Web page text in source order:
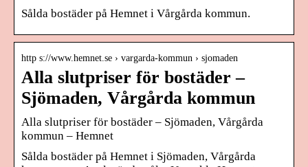
Sålda bostäder på Hemnet i Vårgårda kommun.
http s://www.hemnet.se › vargarda-kommun › sjomaden
Alla slutpriser för bostäder –
Sjömaden, Vårgårda kommun
Alla slutpriser för bostäder – Sjömaden, Vårgårda
kommun – Hemnet
Sålda bostäder på Hemnet i Sjömaden, Vårgårda